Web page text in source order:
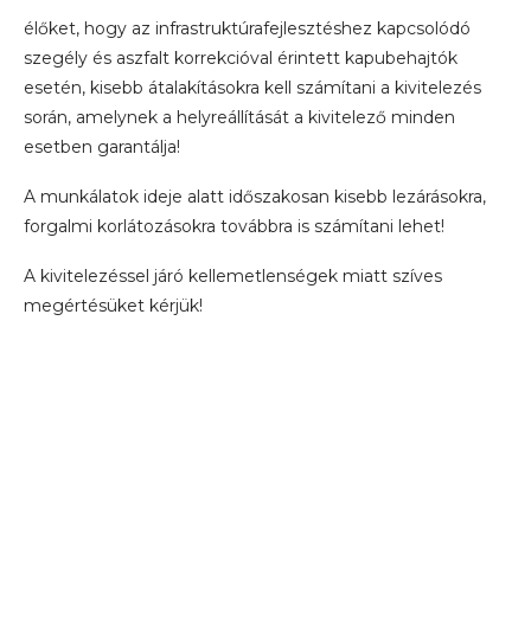
élőket, hogy az infrastruktúrafejlesztéshez kapcsolódó
szegély és aszfalt korrekcióval érintett kapubehajtók
esetén, kisebb átalakításokra kell számítani a kivitelezés
során, amelynek a helyreállítását a kivitelező minden
esetben garantálja!
A munkálatok ideje alatt időszakosan kisebb lezárásokra,
forgalmi korlátozásokra továbbra is számítani lehet!
A kivitelezéssel járó kellemetlenségek miatt szíves
megértésüket kérjük!